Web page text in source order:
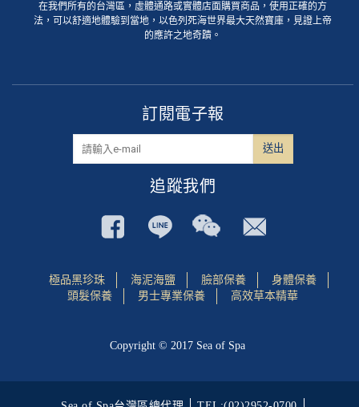
在我們所有的台灣區，虛體通路或實體店面購買商品，使用正確的方
法，可以舒適地體驗到當地，以色列死海世界最大天然寶庫，見證上帝
的應許之地奇蹟。
訂閱電子報
追蹤我們
極品黑珍珠 海泥海鹽 臉部保養
身體保養
頭髮保養
男士專業保養 高效草本精華
Copyright © 2017 Sea of Spa